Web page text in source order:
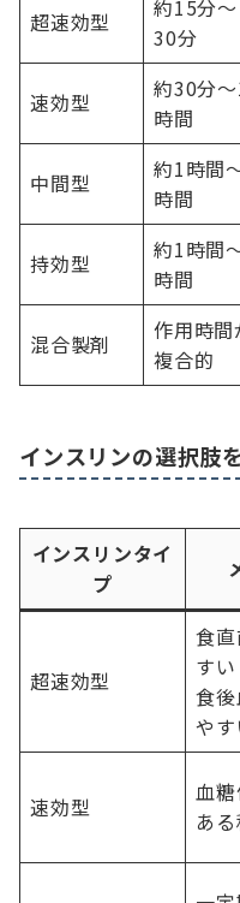
超速効型
約15分〜
30分
速効型
約30分〜
時間
中間型
約1時間
時間
持効型
約1時間
時間
混合製剤
作用時間
複合的
インスリンの選択肢
インスリンタイ
プ
超速効型
食
すい
食
やす
速効型
血
あ